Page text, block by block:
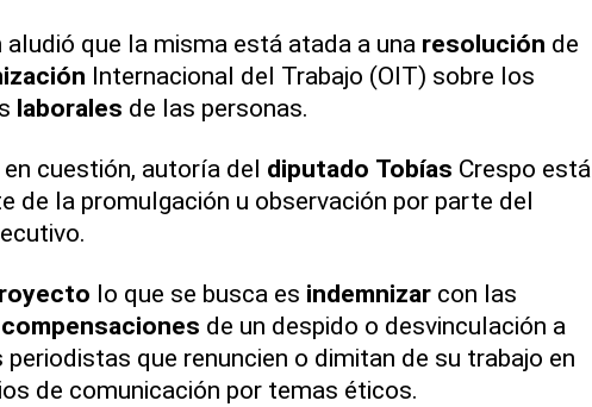
aludió que la misma está atada a una resolución de
Internacional del Trabajo (OIT) sobre los
laborales de las personas.
en cuestión, autoría del diputado Tobías Crespo está
de la promulgación u observación por parte del
lo que se busca es indemnizarcon las
compensaciones de un despido o desvinculación a
que renuncien o dimitan de su trabajo en
de comunicación por temas éticos.